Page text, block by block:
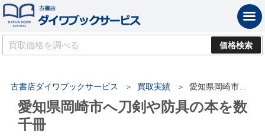
古書店ダイワブックサービス 買取実績 愛知県岡崎市へ刀剣や防具の本を数千冊
愛知県岡崎市へ刀剣や防具の本を数
千冊